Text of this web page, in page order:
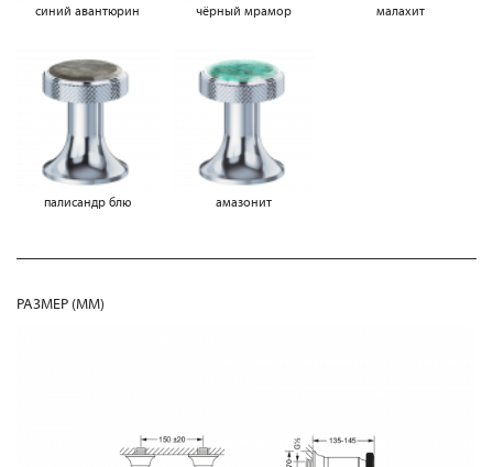
синий авантюрин чёрный мрамор малахит
палисандр блю амазонит
РАЗМЕР (MM)